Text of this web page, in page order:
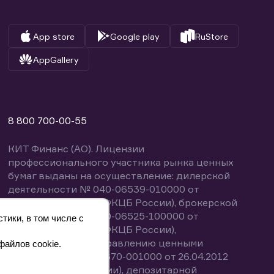
App store Google play RuStore
AppGallery
8 800 700-00-55
КИТ Финанс (АО). Лицензии
профессионального участника рынка ценных
бумаг выданы на осуществление: дилерской
деятельности № 040-06539-010000 от
14.10.2003 (выдана ФКЦБ России), брокерской
деятельности № 040-06525-100000 от
14.10.2003 (выдана ФКЦБ России),
деятельности по управлению ценными
бумагами № 040-13670-001000 от 26.04.2012
(выдана ФСФР России), депозитарной
в том числе с
cookie.